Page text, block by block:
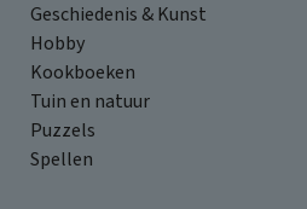
Geschiedenis & Kunst
Hobby
Kookboeken
Tuin en natuur
Puzzels
Spellen